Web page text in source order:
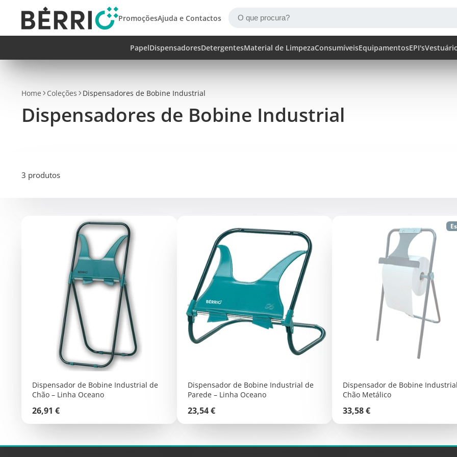
PromoçõesAjuda e Contactos
PapelDispensadoresDetergentesMaterial de LimpezaConsumíveisEquipamentosEPI's
Home Coleções Dispensadores de Bobine Industrial
Dispensadores de Bobine Industrial
3 produtos
Dispensador de Bobine Industrial de
Chão – Linha Oceano
Preço
26,91 €
Dispensador de Bobine Industrial de
Parede – Linha Oceano
Preço
23,54 €
Dispensador de Bobine
Chão Metálico
Preço
33,58 €